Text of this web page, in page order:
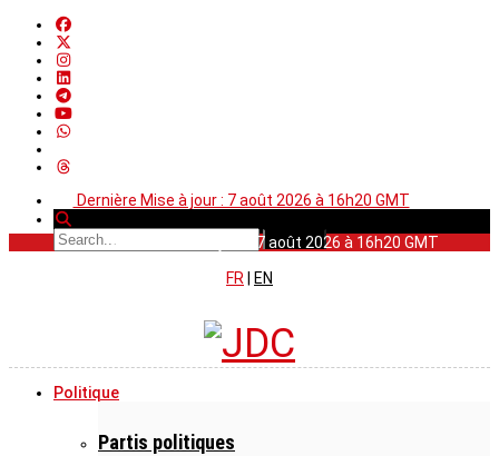
Dernière Mise à jour : 7 août 2026 à 16h20 GMT
Dernière Mise à jour : 7 août 2026 à 16h20 GMT
FR
EN
Politique
Partis politiques